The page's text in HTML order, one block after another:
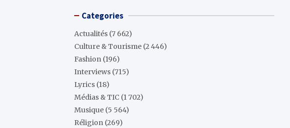
Categories
Actualités (7 662)
Culture & Tourisme (2 446)
Fashion (196)
Interviews (715)
Lyrics (18)
Médias & TIC (1 702)
Musique (5 564)
Réligion (269)